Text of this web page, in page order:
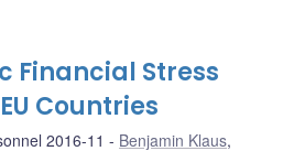
Financial Stress
Countries
2016-11 Benjamin Klaus,